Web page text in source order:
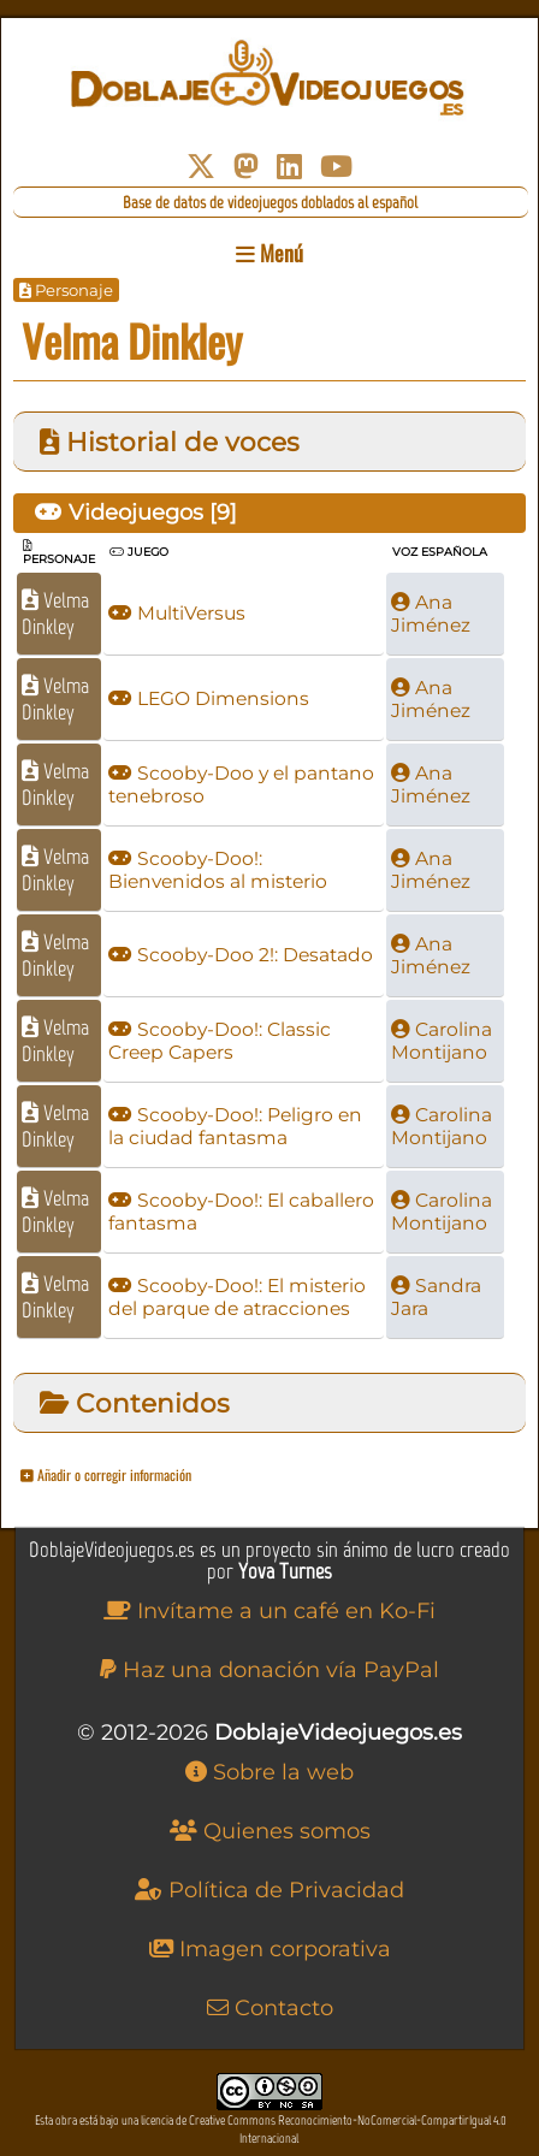
Base de datos de videojuegos doblados al español
Menú
Personaje
Velma Dinkley
Historial de voces
Videojuegos [9]
PERSONAJE
JUEGO VOZ ESPAÑOLA
Velma
Dinkley
MultiVersus
Ana
Jiménez
Velma
Dinkley
LEGO Dimensions
Ana
Jiménez
Velma
Dinkley
Scooby-Doo y el pantano
tenebroso
Ana
Jiménez
Velma
Dinkley
Scooby-Doo!:
Bienvenidos al misterio
Ana
Jiménez
Velma
Dinkley
Scooby-Doo 2!: Desatado
Ana
Jiménez
Velma
Dinkley
Scooby-Doo!: Classic
Creep Capers
Carolina
Montijano
Velma
Dinkley
Scooby-Doo!: Peligro en
la ciudad fantasma
Carolina
Montijano
Velma
Dinkley
Scooby-Doo!: El caballero
fantasma
Carolina
Montijano
Velma
Dinkley
Scooby-Doo!: El misterio
del parque de atracciones
Sandra
Jara
Contenidos
Añadir o corregir información
DoblajeVideojuegos.es es un proyecto sin ánimo de lucro creado
porYova Turnes
Invítame a un café en Ko-Fi
Haz una donación vía PayPal
© 2012-2026 DoblajeVideojuegos.es
Sobre la web
Quienes somos
Política de Privacidad
Imagen corporativa
Contacto
Esta obra está bajo una licencia de Creative Commons Reconocimiento-NoComercial-CompartirIgual 4.0
Internacional